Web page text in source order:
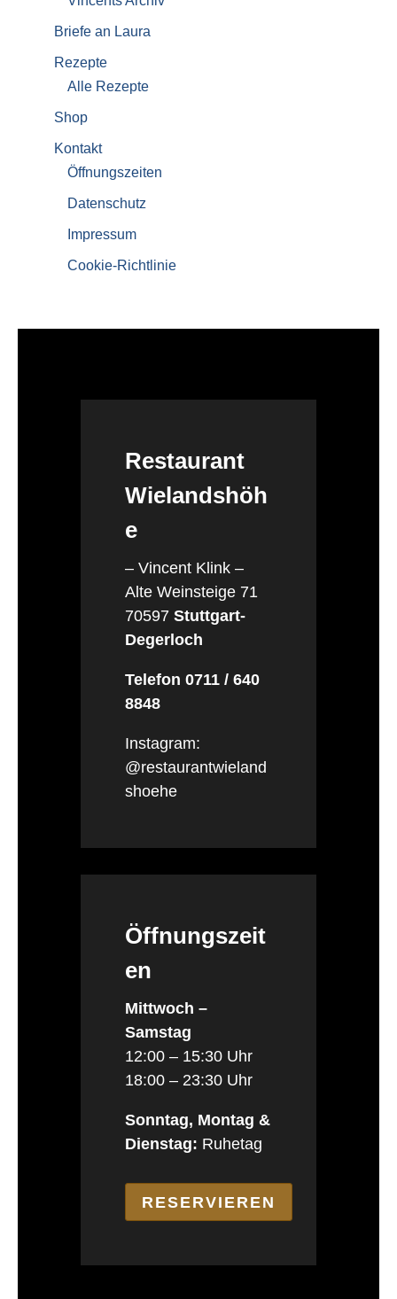
Briefe an Laura
Rezepte
Alle Rezepte
Shop
Kontakt
Öffnungszeiten
Datenschutz
Impressum
Cookie-Richtlinie
Restaurant
Wielandshöh
e
– Vincent Klink –
Alte Weinsteige 71
70597 Stuttgart-
Degerloch
Telefon 0711 / 640
8848
Instagram:
@restaurantwieland
shoehe
Öffnungszeit
en
Mittwoch –
Samstag
12:00 – 15:30 Uhr
18:00 – 23:30 Uhr
Sonntag, Montag &
Dienstag: Ruhetag
RESERVIEREN